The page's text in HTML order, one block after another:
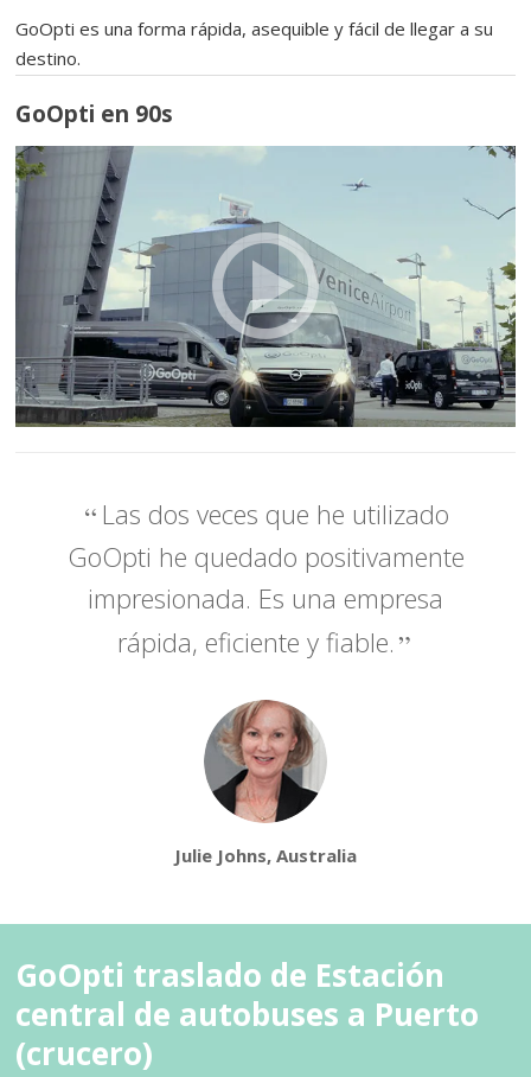
GoOpti es una forma rápida, asequible y fácil de llegar a su
destino.
GoOpti en 90s
Las dos veces que he utilizado
GoOpti he quedado positivamente
impresionada. Es una empresa
rápida, eficiente y fiable.
Julie Johns, Australia
GoOpti traslado de Estación
central de autobuses a Puerto
(crucero)